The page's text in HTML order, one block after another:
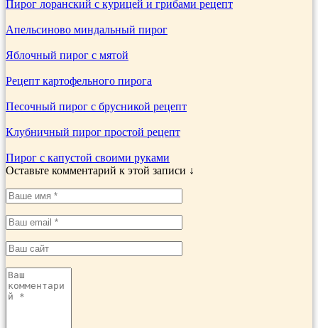
Пирог лоранский с курицей и грибами рецепт
Апельсиново миндальный пирог
Яблочный пирог с мятой
Рецепт картофельного пирога
Песочный пирог с брусникой рецепт
Клубничный пирог простой рецепт
Пирог с капустой своими руками
Оставьте комментарий к этой записи ↓